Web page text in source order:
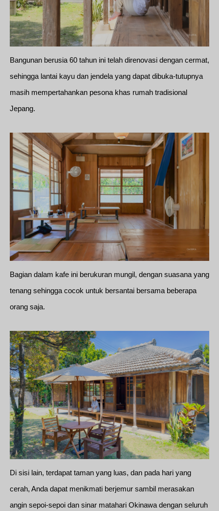
Bangunan berusia 60 tahun ini telah direnovasi dengan cermat,
sehingga lantai kayu dan jendela yang dapat dibuka-tutupnya
masih mempertahankan pesona khas rumah tradisional
Jepang.
Bagian dalam kafe ini berukuran mungil, dengan suasana yang
tenang sehingga cocok untuk bersantai bersama beberapa
orang saja.
Di sisi lain, terdapat taman yang luas, dan pada hari yang
cerah, Anda dapat menikmati berjemur sambil merasakan
angin sepoi-sepoi dan sinar matahari Okinawa dengan seluruh